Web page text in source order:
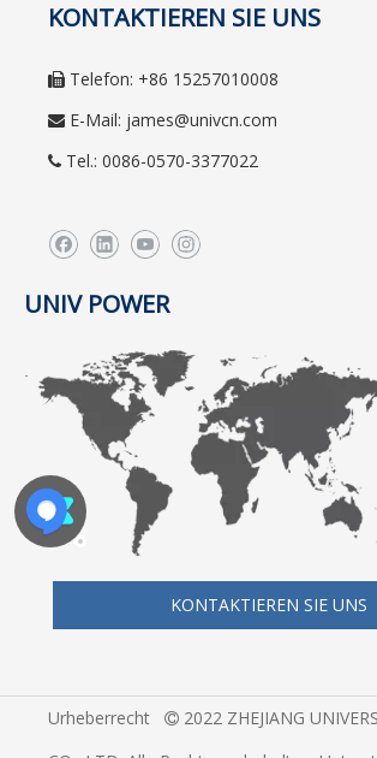
KONTAKTIEREN SIE UNS
 Telefon: +86 15257010008
 E-Mail: james@univcn.com
 Tel.: 0086-0570-3377022
UNIV POWER
KONTAKTIEREN SIE UNS
Urheberrecht  2022 ZHEJIANG